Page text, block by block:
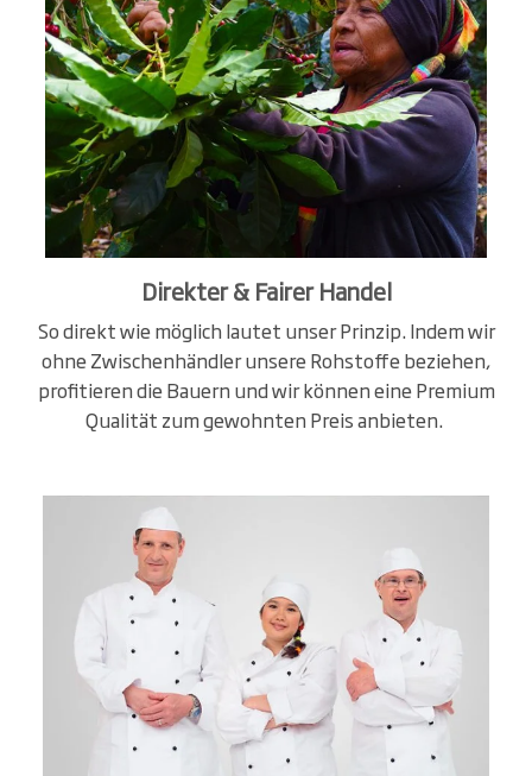
Direkter & Fairer Handel
So direkt wie möglich lautet unser Prinzip. Indem wir
ohne Zwischenhändler unsere Rohstoffe beziehen,
profitieren die Bauern und wir können eine Premium
Qualität zum gewohnten Preis anbieten.